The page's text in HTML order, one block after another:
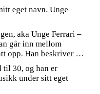
eget navn. Unge
aka Unge Ferrari –
går inn mellom
opp. Han beskriver …
til 30, og han er
under sitt eget